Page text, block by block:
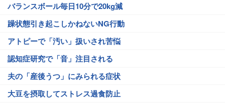
バランスボール毎日10分で20kg減
躁状態引き起こしかねないNG行動
アトピーで「汚い」扱いされ苦悩
認知症研究で「音」注目される
夫の「産後うつ」にみられる症状
大豆を摂取してストレス過食防止